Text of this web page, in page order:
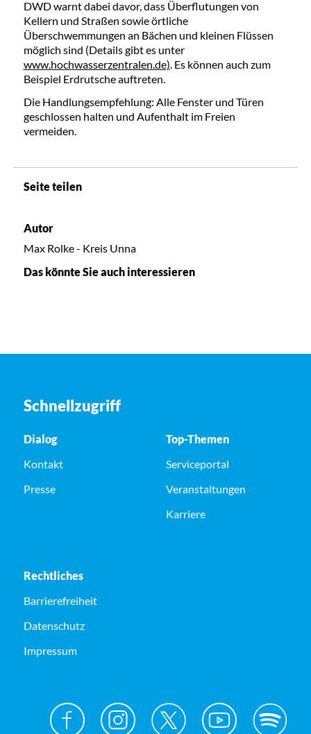
DWD warnt dabei davor, dass Überflutungen von
Kellern und Straßen sowie örtliche
Überschwemmungen an Bächen und kleinen Flüssen
möglich sind (Details gibt es unter
www.hochwasserzentralen.de). Es können auch zum
Beispiel Erdrutsche auftreten.
Die Handlungsempfehlung: Alle Fenster und Türen
geschlossen halten und Aufenthalt im Freien
vermeiden.
Seite teilen
Autor
Max Rolke - Kreis Unna
Das könnte Sie auch interessieren
Schnellzugriff
Dialog
Kontakt
Presse
Top-Themen
Serviceportal
Veranstaltungen
Karriere
Rechtliches
Barrierefreiheit
Datenschutz
Impressum